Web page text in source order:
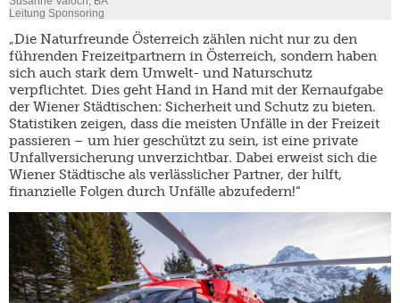
Leitung Sponsoring
„Die Naturfreunde Österreich zählen nicht nur zu den
führenden Freizeitpartnern in Österreich, sondern haben
sich auch stark dem Umwelt- und Naturschutz
verpflichtet. Dies geht Hand in Hand mit der Kernaufgabe
der Wiener Städtischen: Sicherheit und Schutz zu bieten.
Statistiken zeigen, dass die meisten Unfälle in der Freizeit
passieren – um hier geschützt zu sein, ist eine private
Unfallversicherung unverzichtbar. Dabei erweist sich die
Wiener Städtische als verlässlicher Partner, der hilft,
finanzielle Folgen durch Unfälle abzufedern!“